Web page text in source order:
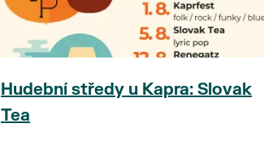
Hudební středy u Kapra: Slovak
Tea